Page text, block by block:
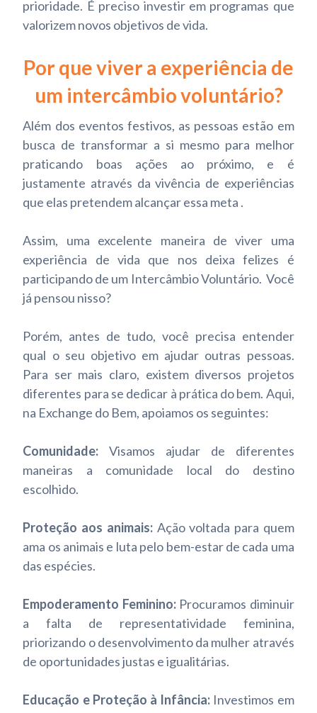
prioridade. É preciso investir em programas que
valorizem novos objetivos de vida.
Por que viver a experiência de
um intercâmbio voluntário?
Além dos eventos festivos, as pessoas estão em
busca de transformar a si mesmo para melhor
praticando boas ações ao próximo, e é
justamente através da vivência de experiências
que elas pretendem alcançar essa meta .
Assim, uma excelente maneira de viver uma
experiência de vida que nos deixa felizes é
participando de um Intercâmbio Voluntário. Você
já pensou nisso?
Porém, antes de tudo, você precisa entender
qual o seu objetivo em ajudar outras pessoas.
Para ser mais claro, existem diversos projetos
diferentes para se dedicar à prática do bem. Aqui,
na Exchange do Bem, apoiamos os seguintes:
Comunidade: Visamos ajudar de diferentes
maneiras a comunidade local do destino
escolhido.
Proteção aos animais:Ação voltada para quem
ama os animais e luta pelo bem-estar de cada uma
das espécies.
Empoderamento Feminino:Procuramos diminuir
a falta de representatividade feminina,
priorizando o desenvolvimento da mulher através
de oportunidades justas e igualitárias.
Educação e Proteção à Infância: Investimos em